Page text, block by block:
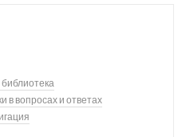
в вопросах и ответах